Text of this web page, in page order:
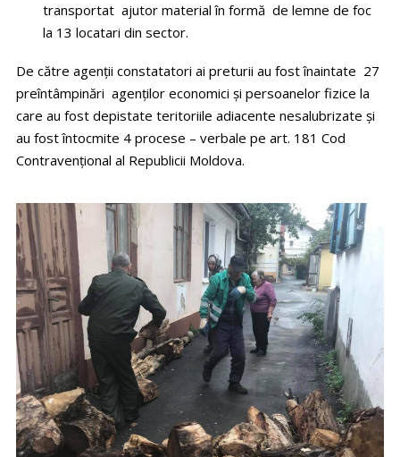
transportat ajutor material în formă de lemne de foc
la 13 locatari din sector.
De către agenții constatatori ai preturii au fost înaintate 27
preîntâmpinări agenților economici și persoanelor fizice la
care au fost depistate teritoriile adiacente nesalubrizate și
au fost întocmite 4 procese – verbale pe art. 181 Cod
Contravențional al Republicii Moldova.